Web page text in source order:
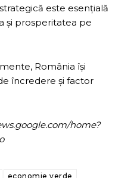
este esențială
și prosperitatea pe
România își
încredere și factor
home?
economie verde